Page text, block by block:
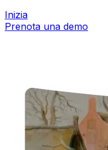
Inizia
Prenota una demo